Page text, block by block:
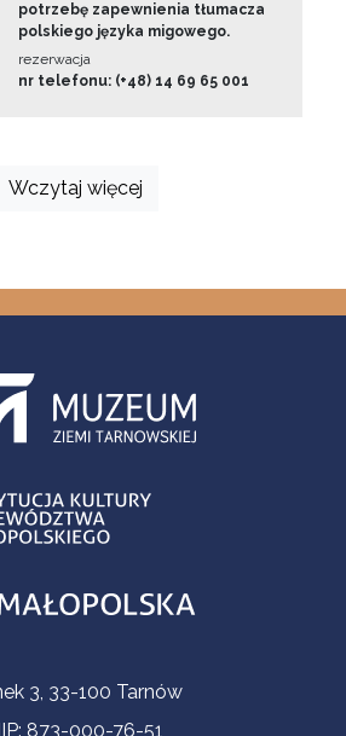
potrzebę zapewnienia tłumacza
polskiego języka migowego.
rezerwacja
nr telefonu: (+48) 14 69 65 001
Wczytaj więcej
3, 33-100 Tarnów
873-000-76-51